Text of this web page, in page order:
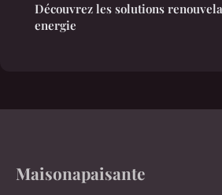
Découvrez les solutions
energie
Maisonapaisante